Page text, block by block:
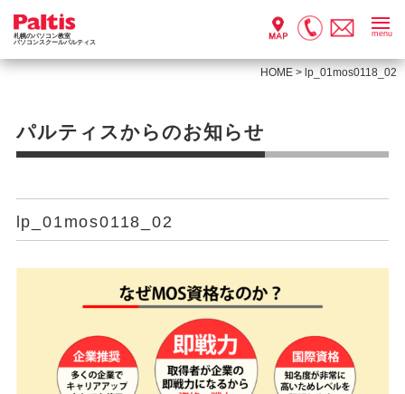
札幌のパソコン教室
パソコンスクールパルティス
menu
HOME > lp_01mos0118_02
パルティスからのお知らせ
lp_01mos0118_02